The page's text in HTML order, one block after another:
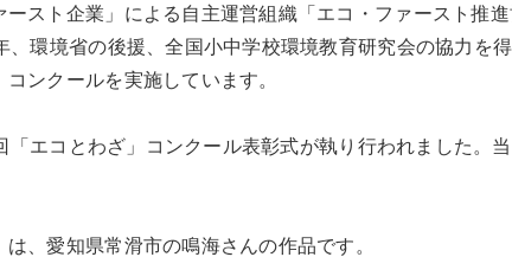
ースト企業」による自主運営組織「エコ・ファースト推
、環境省の後援、全国小中学校環境教育研究会の協力を
ンクールを実施しています。
「エコとわざ」コンクール表彰式が執り行われました。
は、愛知県常滑市の鳴海さんの作品です。